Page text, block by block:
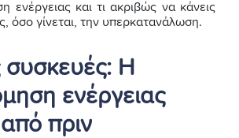
ενέργειας και τι ακριβώς να κάνεις
όσο γίνεται, την υπερκατανάλωση.
συσκευές: Η
ενέργειας
από πριν